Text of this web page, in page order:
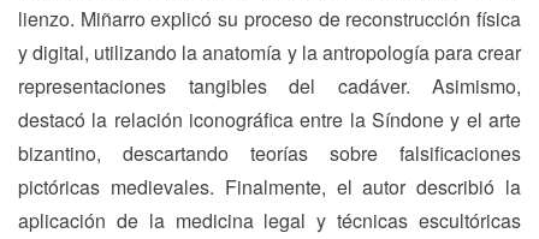
lienzo. Miñarro explicó su proceso de reconstrucción física
y digital, utilizando la anatomía y la antropología para crear
representaciones tangibles del cadáver. Asimismo,
destacó la relación iconográfica entre la Síndone y el arte
bizantino, descartando teorías sobre falsificaciones
pictóricas medievales. Finalmente, el autor describió la
aplicación de la medicina legal y técnicas escultóricas